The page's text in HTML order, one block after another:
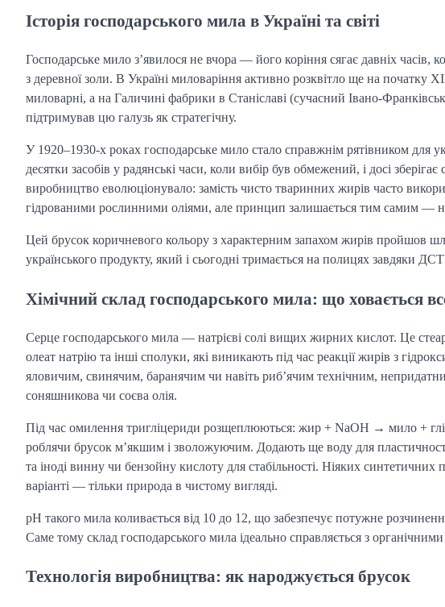
Історія господарського мила в Україні та світі
Господарське мило з’явилося не вчора — його коріння сягає давніх
з деревної золи. В Україні миловаріння активно розквітло ще на початку
миловарні, а на Галичині фабрики в Станіславі (сучасний Івано-
підтримував цю галузь як стратегічну.
У 1920–1930-х роках господарське мило стало справжнім рятівником для
десятки засобів у радянські часи, коли вибір був обмежений, і досі
виробництво еволюціонувало: замість чисто тваринних жирів часто
гідрованими рослинними оліями, але принцип залишається тим самим —
Цей брусок коричневого кольору з характерним запахом жирів пройшов
українського продукту, який і сьогодні тримається на полицях завдяки
Хімічний склад господарського мила: що ховається
Серце господарського мила — натрієві солі вищих жирних кислот. Це
олеат натрію та інші сполуки, які виникають під час реакції жирів з
яловичим, свинячим, баранячим чи навіть риб’ячим технічним,
соняшникова чи соєва олія.
Під час омилення тригліцериди розщеплюються: жир + NaOH → мило +
роблячи брусок м’якшим і зволожуючим. Додають ще воду для
та іноді винну чи бензойну кислоту для стабільності. Ніяких
варіанті — тільки природа в чистому вигляді.
pH такого мила коливається від 10 до 12, що забезпечує потужне
Саме тому склад господарського мила ідеально справляється з
Технологія виробництва: як народжується брусок